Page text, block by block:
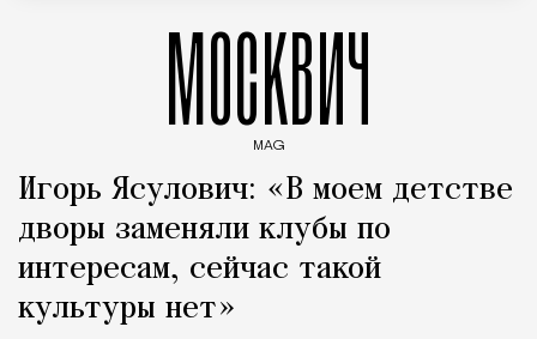
МОСКВИЧ
MAG
Игорь Ясулович: «В моем детстве
дворы заменяли клубы по
интересам, сейчас такой
культуры нет»